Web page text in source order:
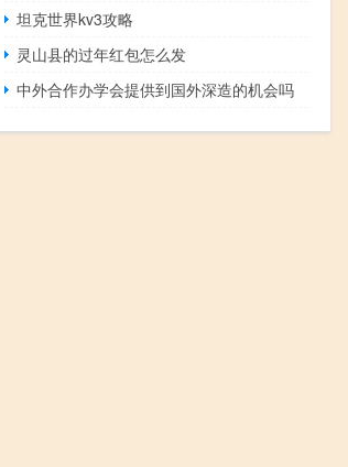
坦克世界kv3攻略
灵山县的过年红包怎么发
中外合作办学会提供到国外深造的机会吗